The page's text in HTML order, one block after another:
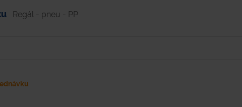
Regál - pneu - PP